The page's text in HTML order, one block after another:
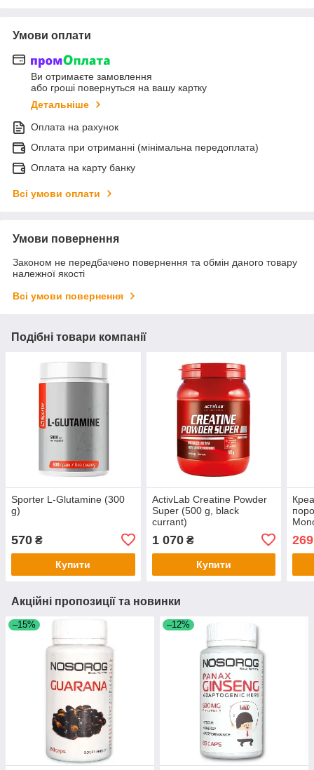
Умови оплати
Ви отримаєте замовлення
або гроші повернуться на вашу картку
Детальніше
Оплата на рахунок
Оплата при отриманні (мінімальна передоплата)
Оплата на карту банку
Всі умови оплати
Умови повернення
Законом не передбачено повернення та обмін даного товару
належної якості
Всі умови повернення
Подібні товари компанії
Sporter L-Glutamine (300
g)
570 ₴
Купити
ActivLab Creatine Powder
Super (500 g, black
currant)
1 070₴
Купити
269
Акційні пропозиції та новинки
–15% –12%